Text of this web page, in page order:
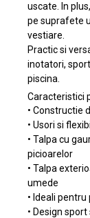
uscate. In
pe suprafete
vestiare.
Practic si
inotatori,
piscina.
Caracteristici
• Constructie
• Usori si
• Talpa cu
picioarelor
• Talpa
umede
• Ideali
• Design